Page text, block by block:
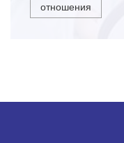
отношения